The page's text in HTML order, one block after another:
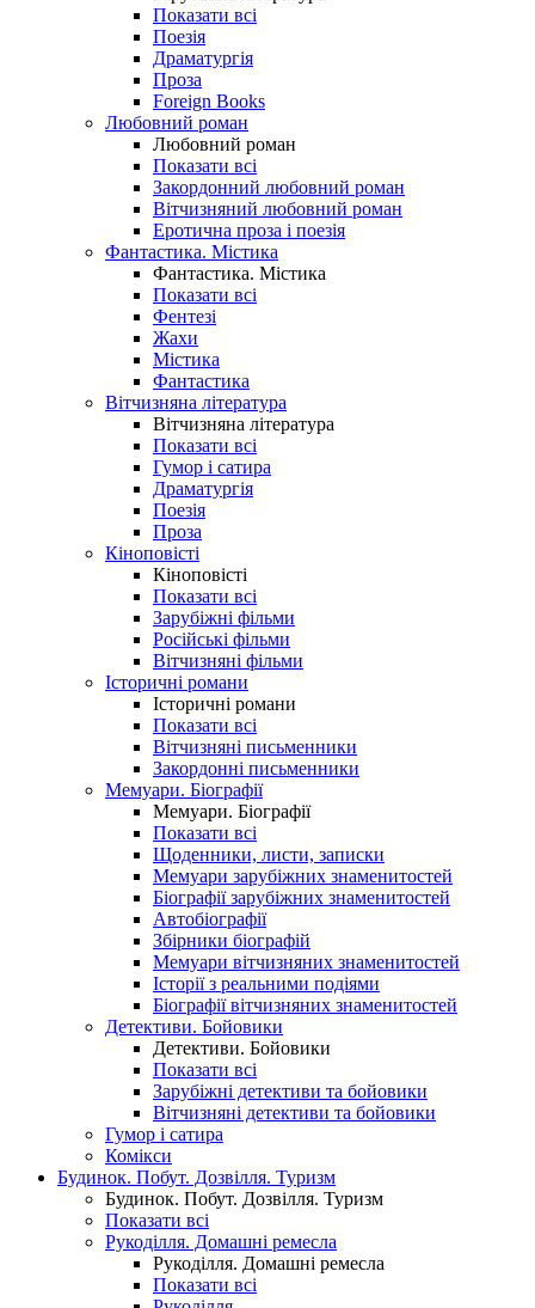
Показати всі
Поезія
Драматургія
Проза
Foreign Books
Любовний роман
Любовний роман
Показати всі
Закордонний любовний роман
Вітчизняний любовний роман
Еротична проза і поезія
Фантастика. Містика
Фантастика. Містика
Показати всі
Фентезі
Жахи
Містика
Фантастика
Вітчизняна література
Вітчизняна література
Показати всі
Гумор і сатира
Драматургія
Поезія
Проза
Кіноповісті
Кіноповісті
Показати всі
Зарубіжні фільми
Російські фільми
Вітчизняні фільми
Історичні романи
Історичні романи
Показати всі
Вітчизняні письменники
Закордонні письменники
Мемуари. Біографії
Мемуари. Біографії
Показати всі
Щоденники, листи, записки
Мемуари зарубіжних знаменитостей
Біографії зарубіжних знаменитостей
Автобіографії
Збірники біографій
Мемуари вітчизняних знаменитостей
Історії з реальними подіями
Біографії вітчизняних знаменитостей
Детективи. Бойовики
Детективи. Бойовики
Показати всі
Зарубіжні детективи та бойовики
Вітчизняні детективи та бойовики
Гумор і сатира
Комікси
Будинок. Побут. Дозвілля. Туризм
Будинок. Побут. Дозвілля. Туризм
Показати всі
Рукоділля. Домашні ремесла
Рукоділля. Домашні ремесла
Показати всі